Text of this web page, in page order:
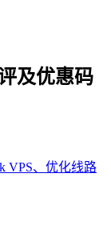
及优惠码
VPS、优化线路